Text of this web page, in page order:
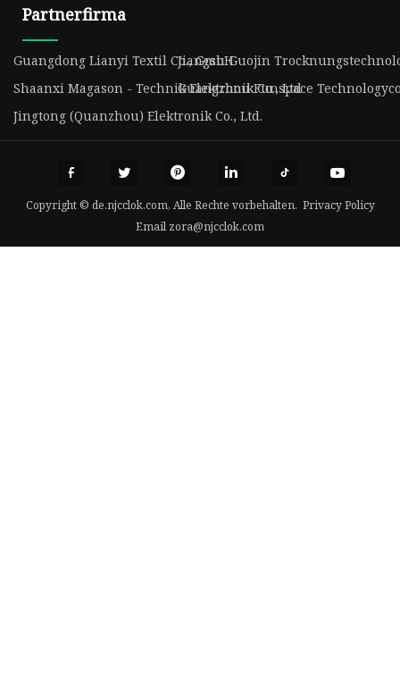
Partnerfirma
Guangdong Lianyi Textil Co., GmbH
Jiangsu Guojin
Shaanxi Magason - Technik Elektronik Co., Ltd
Guangzhou Funspace
Jingtong (Quanzhou) Elektronik Co., Ltd.
Copyright © de.njcclok.com, Alle Rechte vorbehalten. Privacy Policy
Email zora@njcclok.com